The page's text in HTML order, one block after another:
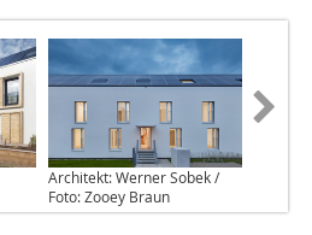
Architekt: Werner Sobek /
Foto: Zooey Braun